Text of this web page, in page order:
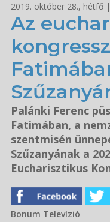
2019. október 28., hétfő
Az
Palánki Ferenc
Fatimában, a
szentmisén
Szűzanyának a
Eucharisztikus
Bonum Televízió